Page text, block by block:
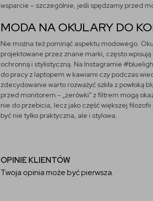
wsparcie – szczególnie, jeśli spędzamy przed
MODA NA OKULARY DO
Nie można też pominąć aspektu modowego.
projektowane przez znane marki, często
ochronną i stylistyczną. Na Instagramie
do pracy z laptopem w kawiarni czy podczas
zdecydowanie warto rozważyć szkła z
przed monitorem – „zerówki” z filtrem mogą
nie do przebicia, lecz jako część większej
być nie tylko praktyczna, ale i stylowa.
OPINIE KLIENTÓW
Twoja opinia może być pierwsza.